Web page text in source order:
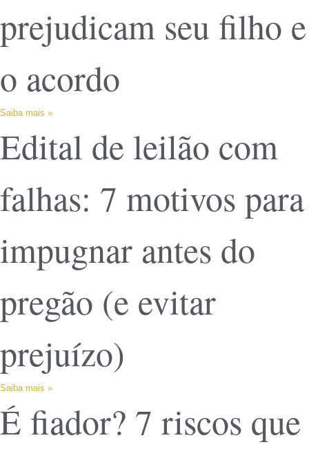
prejudicam seu filho e
o acordo
Saiba mais »
Edital de leilão com
falhas: 7 motivos para
impugnar antes do
pregão (e evitar
prejuízo)
Saiba mais »
É fiador? 7 riscos que